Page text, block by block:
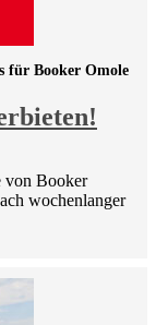
für Booker Omole
von Booker
wochenlanger